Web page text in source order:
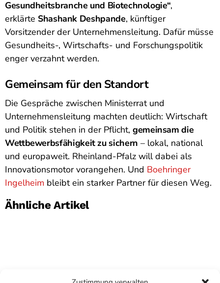
Gesundheitsbranche und Biotechnologie“,
erklärte Shashank Deshpande, künftiger
Vorsitzender der Unternehmensleitung. Dafür müsse
Gesundheits-, Wirtschafts- und Forschungspolitik
enger verzahnt werden.
Gemeinsam für den Standort
Die Gespräche zwischen Ministerrat und
Unternehmensleitung machten deutlich: Wirtschaft
und Politik stehen in der Pflicht, gemeinsam die
Wettbewerbsfähigkeit zu sichern – lokal, national
und europaweit. Rheinland-Pfalz will dabei als
Innovationsmotor vorangehen. Und Boehringer
Ingelheim bleibt ein starker Partner für diesen Weg.
Ähnliche Artikel